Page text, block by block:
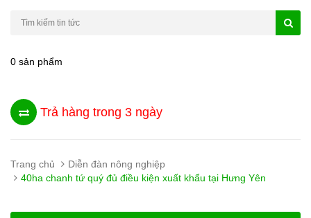
0 sản phẩm
Trả hàng trong 3 ngày
Trang chủ
Diễn đàn nông nghiệp
40ha chanh tứ quý đủ điều kiện xuất khẩu tại Hưng Yên